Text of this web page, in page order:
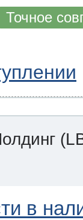
Точное
в